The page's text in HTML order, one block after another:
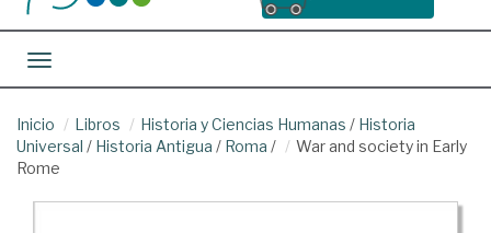
Toggle navigation
Inicio Libros Historia y Ciencias Humanas / Historia
Universal / Historia Antigua / Roma /
War and society in Early
Rome